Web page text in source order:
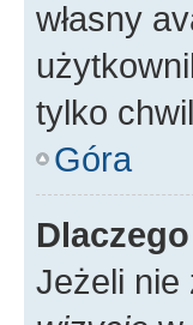
własny
tylko
Góra
Jeżeli nie